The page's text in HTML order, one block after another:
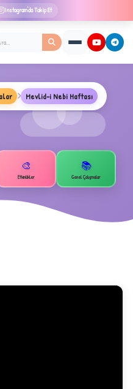
Instagram'da Takip Et
Mevlid-i Nebi Haftası
🎨
Etkinlikler
📚
Genel Çalışmalar